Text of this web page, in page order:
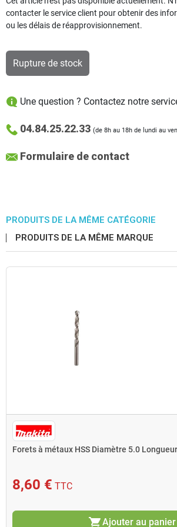
contacter le service client pour obtenir des
ou les délais de réapprovisionnement.
Rupture de stock
Une question ? Contactez notre
04.84.25.22.33 (de 8h au 18h de lundi au
Formulaire de contact
PRODUITS DE LA MÊME CATÉGORIE
PRODUITS DE LA MÊME MARQUE
Forets à métaux HSS Diamètre 5.0
8,60 € TTC
shopping_cartAjouter au panier